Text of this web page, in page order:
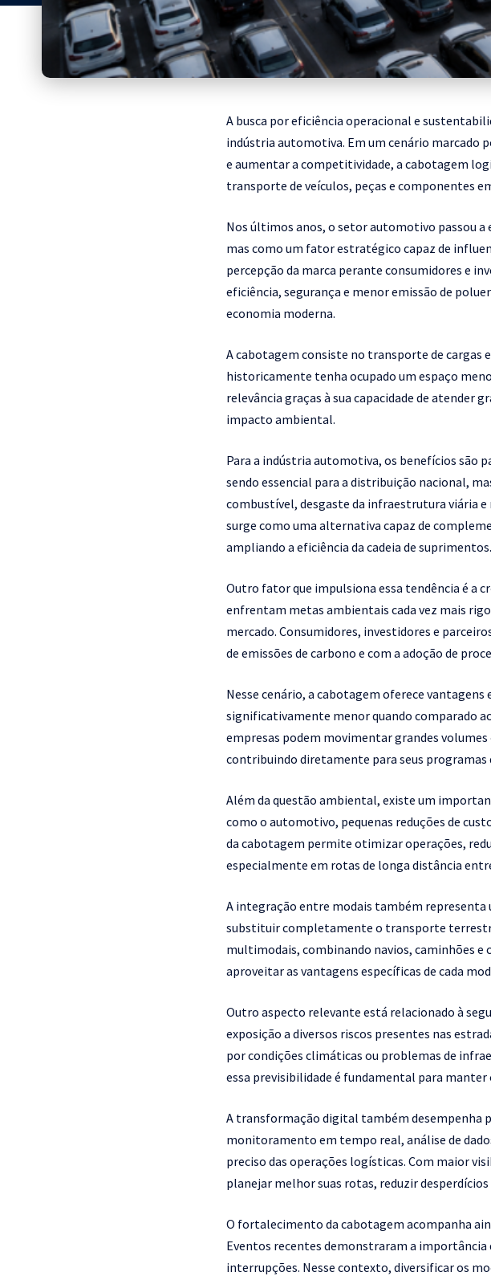
A busca por eficiência operacional e
indústria automotiva. Em um cenário marcado
e aumentar a competitividade, a cabotagem
transporte de veículos, peças e componentes
Nos últimos anos, o setor automotivo passou
mas como um fator estratégico capaz de
percepção da marca perante consumidores e
eficiência, segurança e menor emissão de
economia moderna.
A cabotagem consiste no transporte de
historicamente tenha ocupado um espaço
relevância graças à sua capacidade de atender
impacto ambiental.
Para a indústria automotiva, os benefícios
sendo essencial para a distribuição nacional,
combustível, desgaste da infraestrutura viária e
surge como uma alternativa capaz de
ampliando a eficiência da cadeia de suprimentos.
Outro fator que impulsiona essa tendência é a
enfrentam metas ambientais cada vez mais
mercado. Consumidores, investidores e
de emissões de carbono e com a adoção de
Nesse cenário, a cabotagem oferece
significativamente menor quando comparado
empresas podem movimentar grandes
contribuindo diretamente para seus
Além da questão ambiental, existe um
como o automotivo, pequenas reduções de
da cabotagem permite otimizar operações,
especialmente em rotas de longa distância
A integração entre modais também
substituir completamente o transporte
multimodais, combinando navios, caminhões
aproveitar as vantagens específicas de cada
Outro aspecto relevante está relacionado à
exposição a diversos riscos presentes nas
por condições climáticas ou problemas de
essa previsibilidade é fundamental para
A transformação digital também desempenha
monitoramento em tempo real, análise de
preciso das operações logísticas. Com maior
planejar melhor suas rotas, reduzir
O fortalecimento da cabotagem acompanha
Eventos recentes demonstraram a
interrupções. Nesse contexto, diversificar os